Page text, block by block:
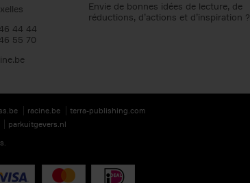
44 44
55 70
Envie de bonnes idées de lecture, de
réductions, d’actions et d’inspiration ?
racine.be
terra-publishing.com
parkuitgevers.nl